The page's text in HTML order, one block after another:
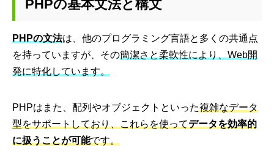
PHPの基本文法と構文
PHPの文法は、他のプログラミング言語と多くの共通点
を持っていますが、その簡潔さと柔軟性により、Web開
発に特化しています。
PHPはまた、配列やオブジェクトといった複雑なデータ
型をサポートしており、これらを使ってデータを効率的
に扱うことが可能です。